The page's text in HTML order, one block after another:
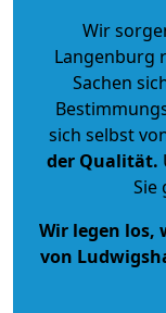
Wir
Langenburg
Sachen
sich selbst
der Qualität.
Sie
Wir legen los,
von